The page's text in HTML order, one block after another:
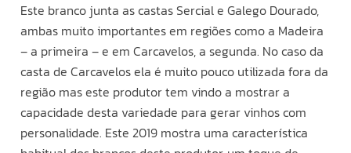
Este branco junta as castas Sercial e Galego Dourado,
ambas muito importantes em regiões como a Madeira
– a primeira – e em Carcavelos, a segunda. No caso da
casta de Carcavelos ela é muito pouco utilizada fora da
região mas este produtor tem vindo a mostrar a
capacidade desta variedade para gerar vinhos com
personalidade. Este 2019 mostra uma característica